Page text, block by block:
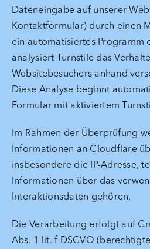
Dateneingabe auf unserer
Kontaktformular) durch einen
ein automatisiertes Programm
analysiert Turnstile das
Websitebesuchers anhand
Diese Analyse beginnt
Formular mit aktiviertem
Im Rahmen der Überprüfung
Informationen an Cloudflare
insbesondere die IP-Adresse,
Informationen über das
Interaktionsdaten gehören.
Die Verarbeitung erfolgt auf
Abs. 1 lit. f DSGVO